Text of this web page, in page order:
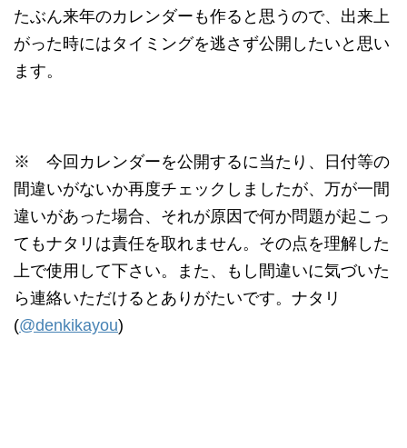
たぶん来年のカレンダーも作ると思うので、出来上
がった時にはタイミングを逃さず公開したいと思い
ます。
※ 今回カレンダーを公開するに当たり、日付等の
間違いがないか再度チェックしましたが、万が一間
違いがあった場合、それが原因で何か問題が起こっ
てもナタリは責任を取れません。その点を理解した
上で使用して下さい。また、もし間違いに気づいた
ら連絡いただけるとありがたいです。ナタリ
(@denkikayou)